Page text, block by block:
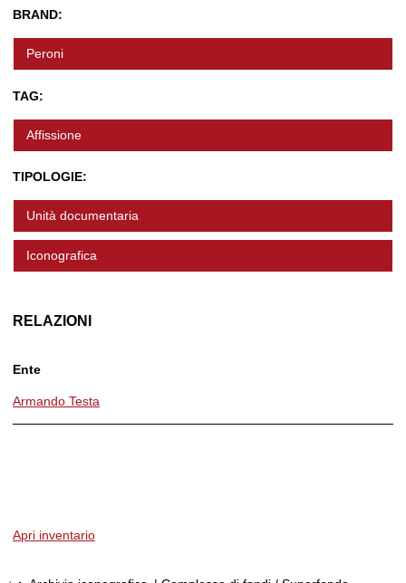
BRAND:
Peroni
TAG:
Affissione
TIPOLOGIE:
Unità documentaria
Iconografica
RELAZIONI
Ente
Armando Testa
Apri inventario